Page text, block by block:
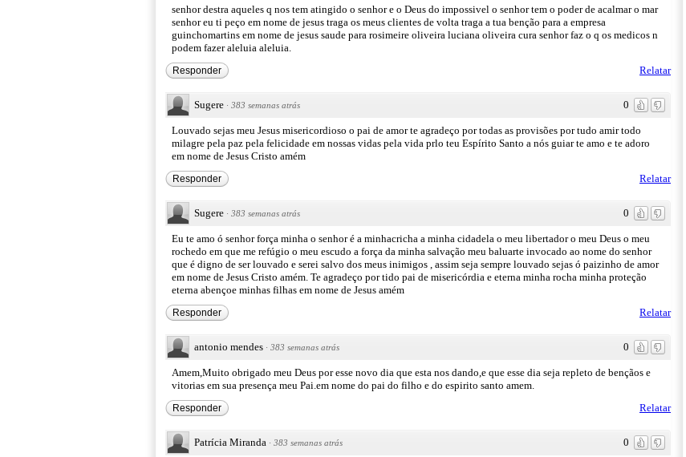
senhor destra aqueles q nos tem atingido o senhor e o Deus do impossivel o senhor tem o poder de acalmar o mar
senhor eu ti peço em nome de jesus traga os meus clientes de volta traga a tua benção para a empresa
guinchomartins em nome de jesus saude para rosimeire oliveira luciana oliveira cura senhor faz o q os medicos n
podem fazer aleluia aleluia.
Relatar
Responder
0
Sugere · 383 semanas atrás
Louvado sejas meu Jesus misericordioso o pai de amor te agradeço por todas as provisões por tudo amir todo
milagre pela paz pela felicidade em nossas vidas pela vida prlo teu Espírito Santo a nós guiar te amo e te adoro
em nome de Jesus Cristo amém
Relatar
Responder
0
Sugere · 383 semanas atrás
Eu te amo ó senhor força minha o senhor é a minhacricha a minha cidadela o meu libertador o meu Deus o meu
rochedo em que me refúgio o meu escudo a força da minha salvação meu baluarte invocado ao nome do senhor
que é digno de ser louvado e serei salvo dos meus inimigos , assim seja sempre louvado sejas ó paizinho de amor
em nome de Jesus Cristo amém. Te agradeço por tido pai de misericórdia e eterna minha rocha minha proteção
eterna abençoe minhas filhas em nome de Jesus amém
Relatar
Responder
0
antonio mendes · 383 semanas atrás
Amem,Muito obrigado meu Deus por esse novo dia que esta nos dando,e que esse dia seja repleto de bençãos e
vitorias em sua presença meu Pai.em nome do pai do filho e do espirito santo amem.
Relatar
Responder
0
Patrícia Miranda · 383 semanas atrás